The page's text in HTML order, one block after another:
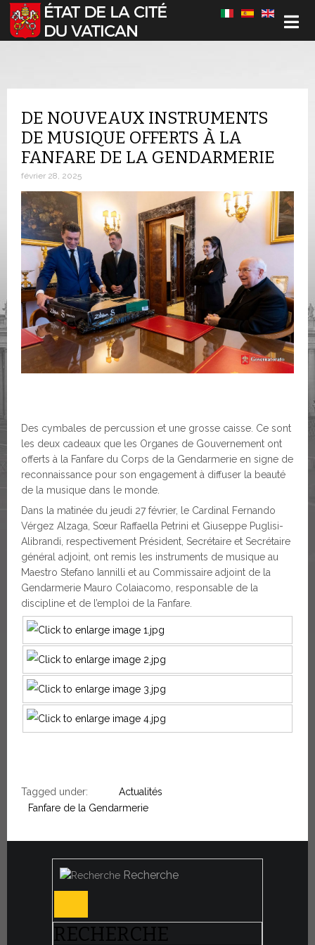
Sélectionnez votre langue
DE NOUVEAUX INSTRUMENTS
DE MUSIQUE OFFERTS À LA
FANFARE DE LA GENDARMERIE
février 28, 2025
Des cymbales de percussion et une grosse caisse. Ce sont
les deux cadeaux que les Organes de Gouvernement ont
offerts à la Fanfare du Corps de la Gendarmerie en signe de
reconnaissance pour son engagement à diffuser la beauté
de la musique dans le monde.
Dans la matinée du jeudi 27 février, le Cardinal Fernando
Vérgez Alzaga, Sœur Raffaella Petrini et Giuseppe Puglisi-
Alibrandi, respectivement Président, Secrétaire et Secrétaire
général adjoint, ont remis les instruments de musique au
Maestro Stefano Iannilli et au Commissaire adjoint de la
Gendarmerie Mauro Colaiacomo, responsable de la
discipline et de l’emploi de la Fanfare.
Tagged under:
Actualités
Fanfare de la Gendarmerie
Recherche
RECHERCHE